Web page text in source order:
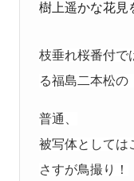
樹上遥かな花見
枝垂れ桜番付で
る福島二本松の
普通、
被写体としては
さすが鳥撮り！